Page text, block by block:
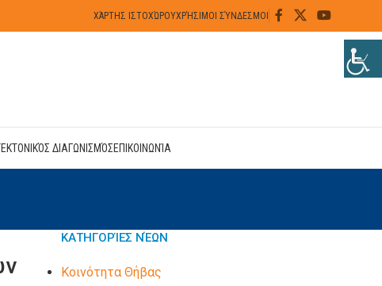
ΧΆΡΤΗΣ ΙΣΤΟΧΏΡΟΥΧΡΉΣΙΜΟΙ ΣΎΝΔΕΣΜΟΙ
ΔΙΑΓΩΝΙΣΜΌΣΕΠΙΚΟΙΝΩΝΊΑ
ΚΑΤΗΓΟΡΊΕΣ ΝΈΩΝ
Kοινότητα Θήβας